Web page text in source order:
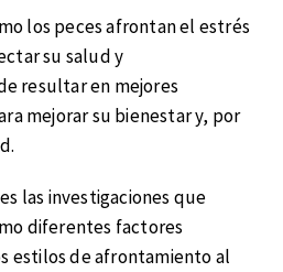
los peces afrontan el estrés
su salud y
resultar en mejores
mejorar su bienestar y, por
las investigaciones que
diferentes factores
estilos de afrontamiento al